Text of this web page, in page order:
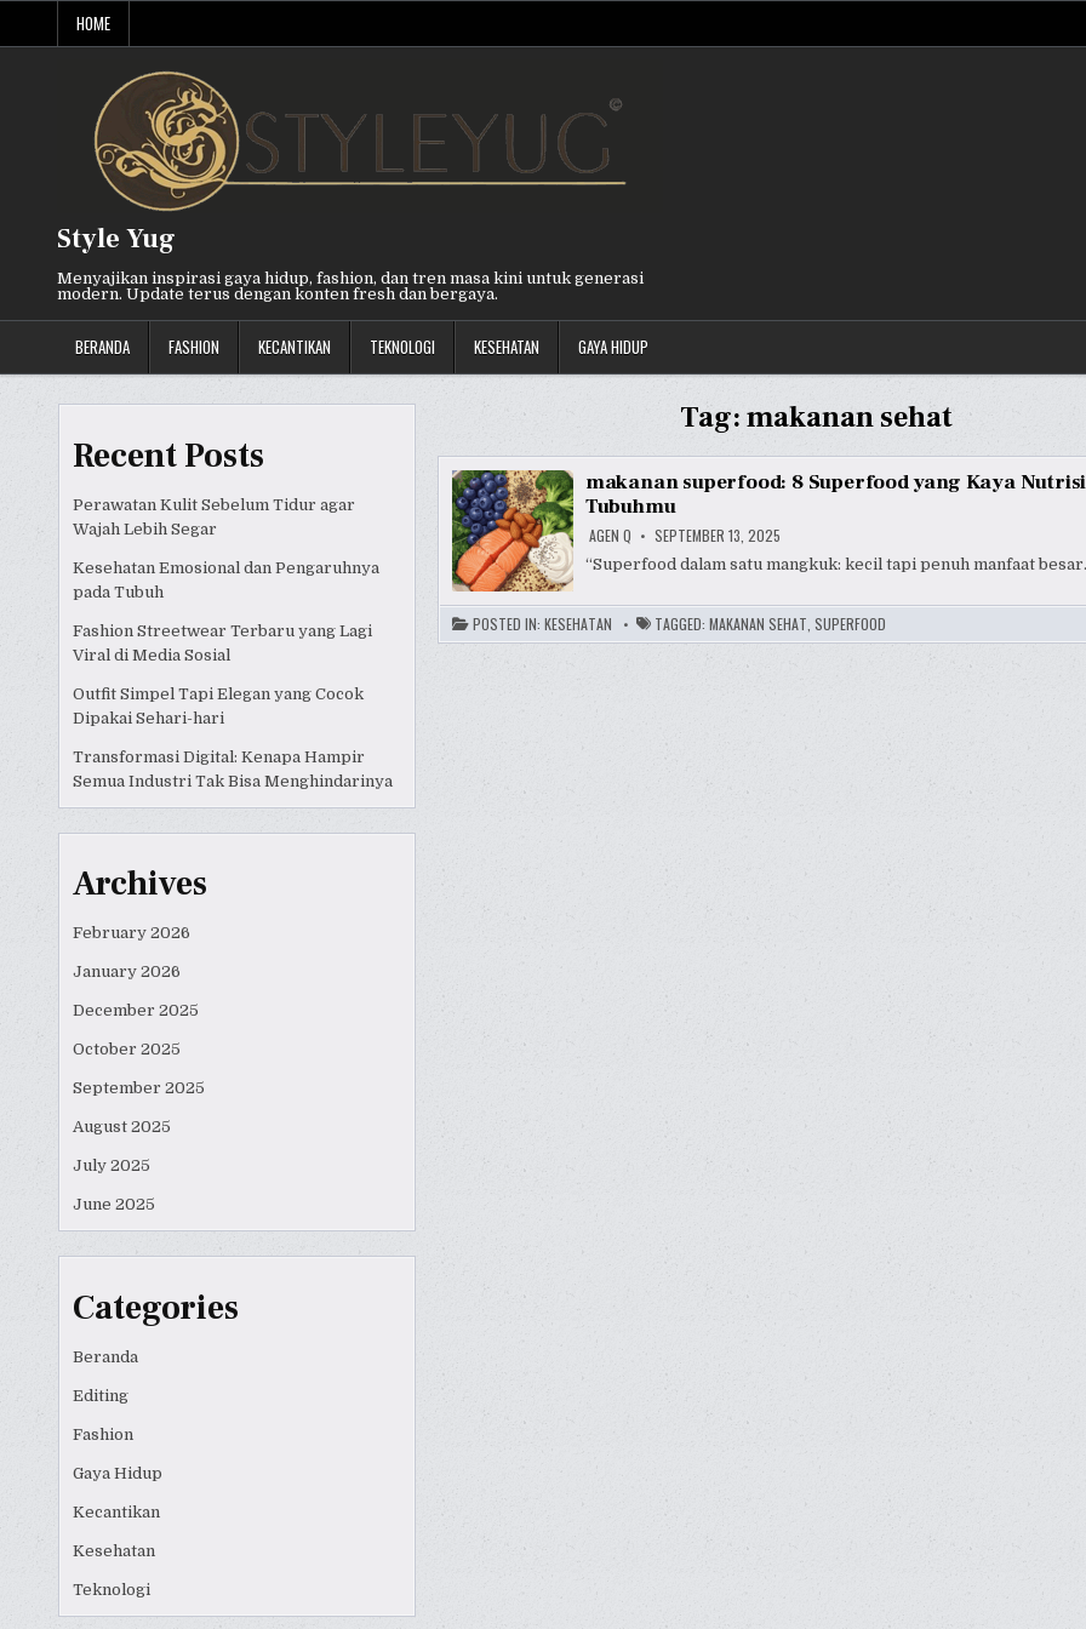
HOME
Style Yug
Menyajikan inspirasi gaya hidup, fashion, dan tren masa kini untuk generasi
modern. Update terus dengan konten fresh dan bergaya.
BERANDA FASHION KECANTIKAN TEKNOLOGI KESEHATAN GAYA HIDUP
Recent Posts
Perawatan Kulit Sebelum Tidur agar
Wajah Lebih Segar
Kesehatan Emosional dan Pengaruhnya
pada Tubuh
Fashion Streetwear Terbaru yang Lagi
Viral di Media Sosial
Outfit Simpel Tapi Elegan yang Cocok
Dipakai Sehari-hari
Transformasi Digital: Kenapa Hampir
Semua Industri Tak Bisa Menghindarinya
Archives
February 2026
January 2026
December 2025
October 2025
September 2025
August 2025
July 2025
June 2025
Categories
Beranda
Editing
Fashion
Gaya Hidup
Kecantikan
Kesehatan
Teknologi
Tag:makanan sehat
makanan superfood: 8 Superfood yang Kaya
Tubuhmu
AGEN Q SEPTEMBER 13, 2025
“Superfood dalam satu mangkuk: kecil tapi penuh manfaat
POSTED IN: KESEHATAN TAGGED: MAKANAN SEHAT SUPERFOOD